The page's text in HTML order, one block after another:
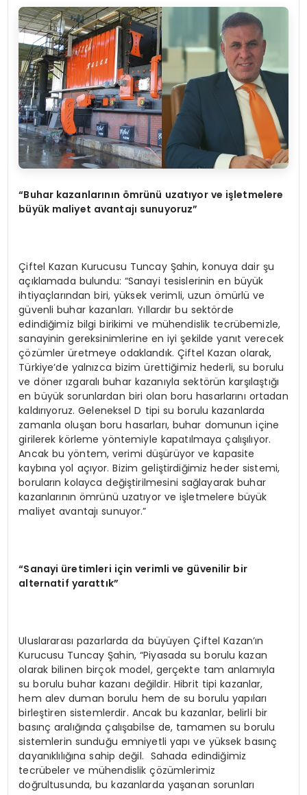
“Buhar kazanlarının ömrünü uzatıyor ve işletmelere
büyük maliyet avantajı sunuyoruz”
Çiftel Kazan Kurucusu Tuncay Şahin, konuya dair şu
açıklamada bulundu: “Sanayi tesislerinin en büyük
ihtiyaçlarından biri, yüksek verimli, uzun ömürlü ve
güvenli buhar kazanları. Yıllardır bu sektörde
edindiğimiz bilgi birikimi ve mühendislik tecrübemizle,
sanayinin gereksinimlerine en iyi şekilde yanıt verecek
çözümler üretmeye odaklandık. Çiftel Kazan olarak,
Türkiye’de yalnızca bizim ürettiğimiz hederli, su borulu
ve döner ızgaralı buhar kazanıyla sektörün karşılaştığı
en büyük sorunlardan biri olan boru hasarlarını ortadan
kaldırıyoruz. Geleneksel D tipi su borulu kazanlarda
zamanla oluşan boru hasarları, buhar domunun içine
girilerek körleme yöntemiyle kapatılmaya çalışılıyor.
Ancak bu yöntem, verimi düşürüyor ve kapasite
kaybına yol açıyor. Bizim geliştirdiğimiz heder sistemi,
boruların kolayca değiştirilmesini sağlayarak buhar
kazanlarının ömrünü uzatıyor ve işletmelere büyük
maliyet avantajı sunuyor.”
“Sanayi üretimleri için verimli ve güvenilir bir
alternatif yarattık”
Uluslararası pazarlarda da büyüyen Çiftel Kazan’ın
Kurucusu Tuncay Şahin, “Piyasada su borulu kazan
olarak bilinen birçok model, gerçekte tam anlamıyla
su borulu buhar kazanı değildir. Hibrit tipi kazanlar,
hem alev duman borulu hem de su borulu yapıları
birleştiren sistemlerdir. Ancak bu kazanlar, belirli bir
basınç aralığında çalışabilse de, tamamen su borulu
sistemlerin sunduğu emniyetli yapı ve yüksek basınç
dayanıklılığına sahip değil. Sahada edindiğimiz
tecrübeler ve mühendislik çözümlerimiz
doğrultusunda, bu kazanlarda yaşanan sorunları